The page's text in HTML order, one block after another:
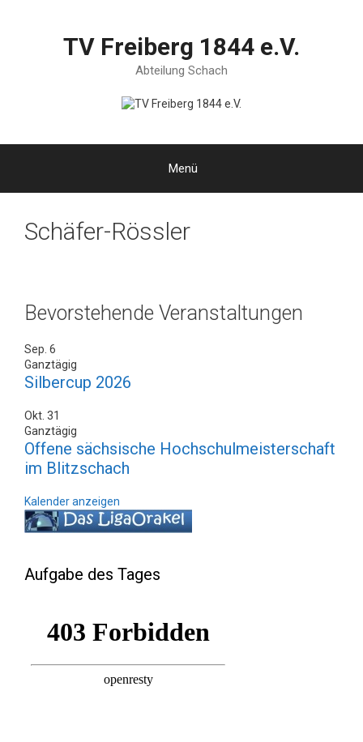
TV Freiberg 1844 e.V.
Abteilung Schach
Menü
Schäfer-Rössler
Bevorstehende Veranstaltungen
Sep. 6
Ganztägig
Silbercup 2026
Okt. 31
Ganztägig
Offene sächsische Hochschulmeisterschaft
im Blitzschach
Kalender anzeigen
Aufgabe des Tages